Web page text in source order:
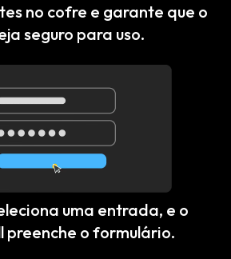
no cofre e garante que o
seguro para uso.
uma entrada, e o
preenche o formulário.